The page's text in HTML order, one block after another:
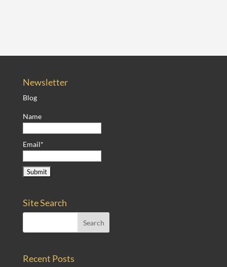
Newsletter
Blog
Name
Email*
Site Search
Recent Posts